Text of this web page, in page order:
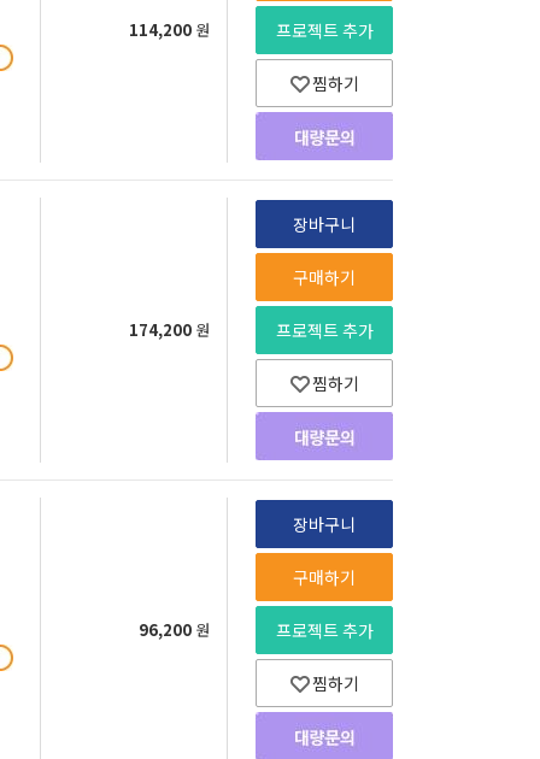
114,200 원 프로젝트 추가
찜하기
174,200 원
장바구니
구매하기
프로젝트 추가
찜하기
96,200 원
장바구니
구매하기
프로젝트 추가
찜하기